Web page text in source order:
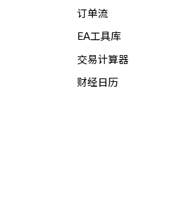
订单流
EA工具库
交易计算器
财经日历